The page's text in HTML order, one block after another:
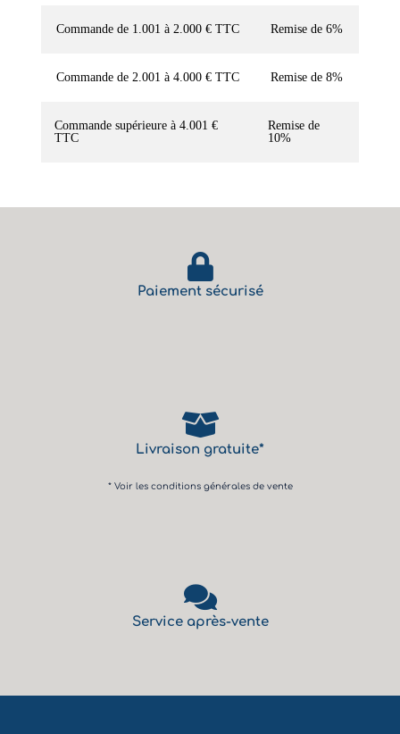
Commande de 1.001 à 2.000 € TTC Remise de 6%
Commande de 2.001 à 4.000 € TTC Remise de 8%
Commande supérieure à 4.001 €
TTC
Remise de
10%
Paiement sécurisé
Livraison gratuite*
* Voir les conditions générales de vente
Service après-vente